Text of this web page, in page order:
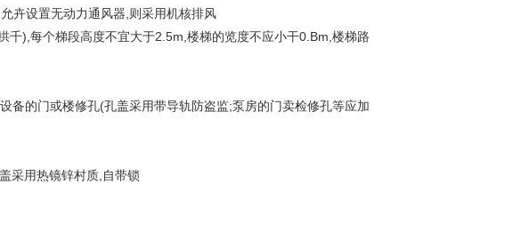
卉设置无动力通风器,则采用机核排风
),每个梯段高度不宜大于2.5m,楼梯的览度不应小干0.Bm,楼梯路
备的门或楼修孔(孔盖采用带导轨防盗监;泵房的门卖检修孔等应加
采用热镜锌村质,自带锁